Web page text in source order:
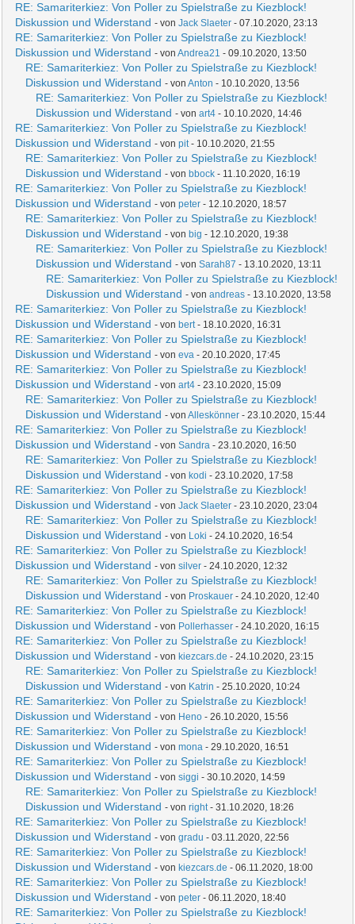
RE: Samariterkiez: Von Poller zu Spielstraße zu Kiezblock!
Diskussion und Widerstand - vonJack Slaeter - 07.10.2020, 23:13
RE: Samariterkiez: Von Poller zu Spielstraße zu Kiezblock!
Diskussion und Widerstand - vonAndrea21 - 09.10.2020, 13:50
RE: Samariterkiez: Von Poller zu Spielstraße zu Kiezblock!
Diskussion und Widerstand - vonAnton - 10.10.2020, 13:56
RE: Samariterkiez: Von Poller zu Spielstraße zu Kiezblock!
Diskussion und Widerstand - vonart4 - 10.10.2020, 14:46
RE: Samariterkiez: Von Poller zu Spielstraße zu Kiezblock!
Diskussion und Widerstand - vonpit- 10.10.2020, 21:55
RE: Samariterkiez: Von Poller zu Spielstraße zu Kiezblock!
Diskussion und Widerstand - von bbock - 11.10.2020, 16:19
RE: Samariterkiez: Von Poller zu Spielstraße zu Kiezblock!
Diskussion und Widerstand - vonpeter - 12.10.2020, 18:57
RE: Samariterkiez: Von Poller zu Spielstraße zu Kiezblock!
Diskussion und Widerstand - von big - 12.10.2020, 19:38
RE: Samariterkiez: Von Poller zu Spielstraße zu Kiezblock!
Diskussion und Widerstand - vonSarah87 - 13.10.2020, 13:11
RE: Samariterkiez: Von Poller zu Spielstraße zu Kiezblock!
Diskussion und Widerstand - vonandreas - 13.10.2020, 13:58
RE: Samariterkiez: Von Poller zu Spielstraße zu Kiezblock!
Diskussion und Widerstand - von bert- 18.10.2020, 16:31
RE: Samariterkiez: Von Poller zu Spielstraße zu Kiezblock!
Diskussion und Widerstand - voneva - 20.10.2020, 17:45
RE: Samariterkiez: Von Poller zu Spielstraße zu Kiezblock!
Diskussion und Widerstand - vonart4 - 23.10.2020, 15:09
RE: Samariterkiez: Von Poller zu Spielstraße zu Kiezblock!
Diskussion und Widerstand - vonAlleskönner - 23.10.2020, 15:44
RE: Samariterkiez: Von Poller zu Spielstraße zu Kiezblock!
Diskussion und Widerstand - vonSandra - 23.10.2020, 16:50
RE: Samariterkiez: Von Poller zu Spielstraße zu Kiezblock!
Diskussion und Widerstand - von kodi - 23.10.2020, 17:58
RE: Samariterkiez: Von Poller zu Spielstraße zu Kiezblock!
Diskussion und Widerstand - vonJack Slaeter - 23.10.2020, 23:04
RE: Samariterkiez: Von Poller zu Spielstraße zu Kiezblock!
Diskussion und Widerstand - von Loki - 24.10.2020, 16:54
RE: Samariterkiez: Von Poller zu Spielstraße zu Kiezblock!
Diskussion und Widerstand - vonsilver - 24.10.2020, 12:32
RE: Samariterkiez: Von Poller zu Spielstraße zu Kiezblock!
Diskussion und Widerstand - von Proskauer - 24.10.2020, 12:40
RE: Samariterkiez: Von Poller zu Spielstraße zu Kiezblock!
Diskussion und Widerstand - von Pollerhasser - 24.10.2020, 16:15
RE: Samariterkiez: Von Poller zu Spielstraße zu Kiezblock!
Diskussion und Widerstand - von kiezcars.de - 24.10.2020, 23:15
RE: Samariterkiez: Von Poller zu Spielstraße zu Kiezblock!
Diskussion und Widerstand - von Katrin - 25.10.2020, 10:24
RE: Samariterkiez: Von Poller zu Spielstraße zu Kiezblock!
Diskussion und Widerstand - von Heno - 26.10.2020, 15:56
RE: Samariterkiez: Von Poller zu Spielstraße zu Kiezblock!
Diskussion und Widerstand - vonmona - 29.10.2020, 16:51
RE: Samariterkiez: Von Poller zu Spielstraße zu Kiezblock!
Diskussion und Widerstand - vonsiggi - 30.10.2020, 14:59
RE: Samariterkiez: Von Poller zu Spielstraße zu Kiezblock!
Diskussion und Widerstand - vonright- 31.10.2020, 18:26
RE: Samariterkiez: Von Poller zu Spielstraße zu Kiezblock!
Diskussion und Widerstand - vongradu - 03.11.2020, 22:56
RE: Samariterkiez: Von Poller zu Spielstraße zu Kiezblock!
Diskussion und Widerstand - von kiezcars.de - 06.11.2020, 18:00
RE: Samariterkiez: Von Poller zu Spielstraße zu Kiezblock!
Diskussion und Widerstand - vonpeter - 06.11.2020, 18:40
RE: Samariterkiez: Von Poller zu Spielstraße zu Kiezblock!